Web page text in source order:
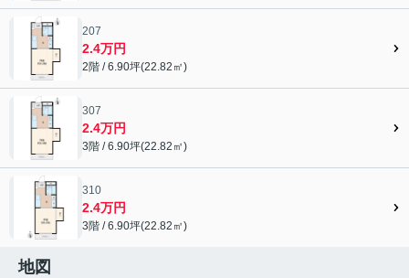
207
2.4万円
2階 / 6.90坪(22.82㎡)
307
2.4万円
3階 / 6.90坪(22.82㎡)
310
2.4万円
3階 / 6.90坪(22.82㎡)
地図